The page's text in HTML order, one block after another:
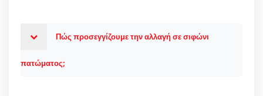
Πώς προσεγγίζουμε την αλλαγή σε σιφώνι
πατώματος;